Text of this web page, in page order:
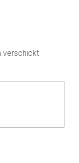
verschickt